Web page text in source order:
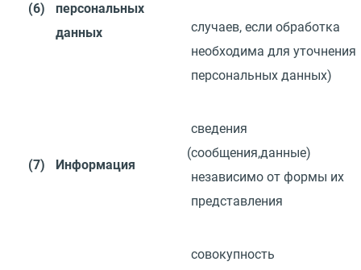
(6)
персональных
данных
случаев, если обработка
необходима для уточнения
персональных данных)
(7) Информация
сведения
(сообщения,данные)
независимо от формы их
представления
совокупность